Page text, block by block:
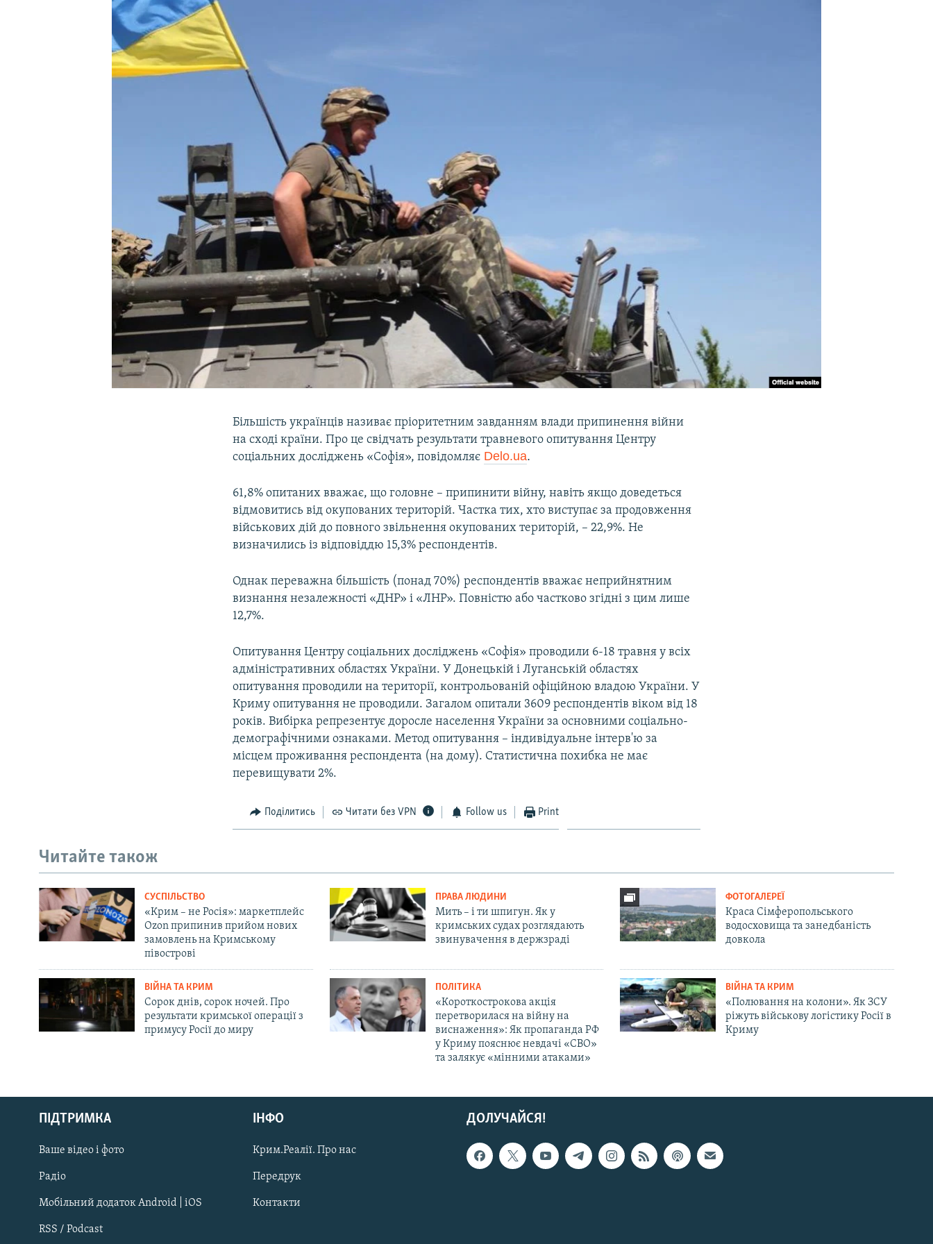
УКРАЇНСЬКА ПРОБЛЕМА КРИМУ
Русский
Qırımtatar
ДОЛУЧАЙСЯ!
Більшість українців називає пріоритетним завданням влади припинення війни
на сході країни. Про це свідчать результати травневого опитування Центру
соціальних досліджень «Софія», повідомляє Delo.ua.
61,8% опитаних вважає, що головне – припинити війну, навіть якщо доведеться
відмовитись від окупованих територій. Частка тих, хто виступає за продовження
військових дій до повного звільнення окупованих територій, – 22,9%. Не
визначились із відповіддю 15,3% респондентів.
Однак переважна більшість (понад 70%) респондентів вважає неприйнятним
визнання незалежності «ДНР» і «ЛНР». Повністю або частково згідні з цим лише
12,7%.
Опитування Центру соціальних досліджень «Софія» проводили 6-18 травня у всіх
адміністративних областях України. У Донецькій і Луганській областях
опитування проводили на території, контрольованій офіційною владою України. У
Криму опитування не проводили. Загалом опитали 3609 респондентів віком від 18
років. Вибірка репрезентує доросле населення України за основними соціально-
демографічними ознаками. Метод опитування – індивідуальне інтерв'ю за
місцем проживання респондента (на дому). Статистична похибка не має
перевищувати 2%.
Поділитись Читати без VPN Follow us Print
Читайте також
СУСПІЛЬСТВО
«Крим – не Росія»: маркетплейс
Ozon припинив прийом нових
замовлень на Кримському
півострові
ПРАВА ЛЮДИНИ
Мить – і ти шпигун. Як у
кримських судах розглядають
звинувачення в держзраді
ФОТОГАЛЕРЕЇ
Краса Сімферопольського
водосховища та занедбаність
довкола
ВІЙНА ТА КРИМ
Сорок днів, сорок ночей. Про
результати кримської операції з
примусу Росії до миру
ПОЛІТИКА
«Короткострокова акція
перетворилася на війну на
виснаження»: Як пропаганда РФ
у Криму пояснює невдачі «СВО»
та залякує «мінними атаками»
ВІЙНА ТА КРИМ
«Полювання на колони». Як ЗСУ
ріжуть військову логістику Росії в
Криму
ДОЛУЧАЙСЯ!
ПІДТРИМКА
Ваше відео і фото
Радіо
Мобільний додаток Android | iOS
RSS / Podcast
ІНФО
Крим.Реалії. Про нас
Передрук
Контакти